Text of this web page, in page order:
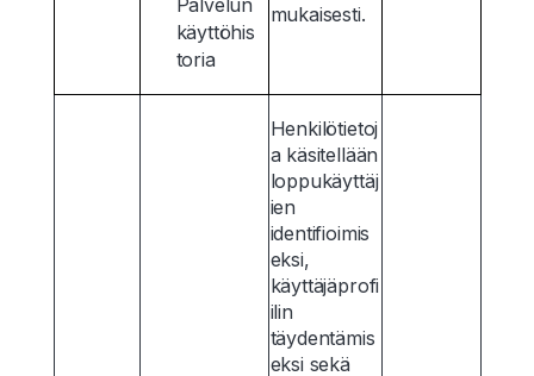
Palvelun
käyttöhis
toria
mukaisesti.
Henkilötietoj
a käsitellään
loppukäyttäj
ien
identifioimis
eksi,
käyttäjäprofi
ilin
täydentämis
eksi sekä